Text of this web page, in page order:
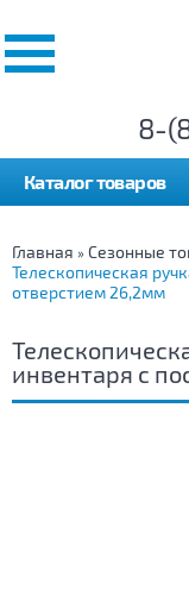
8-
Каталог товаров
Главная » Сезонные
Телескопическая
отверстием 26,2мм
инвентаря с